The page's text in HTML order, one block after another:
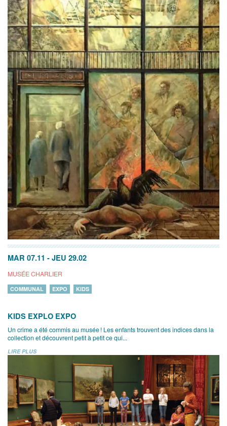
MAR 07.11 - JEU 29.02
MUSÉE CHARLIER
COMMUNAL EXPO KIDS
KIDS EXPLO EXPO
Un crime a été commis au musée ! Les enfants trouvent des indices dans la
collection et découvrent petit à petit ce qui...
LIRE PLUS